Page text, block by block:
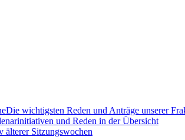
Die wichtigsten Reden und Anträge unserer
und Reden in der Übersicht
älterer Sitzungswochen